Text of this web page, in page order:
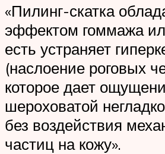
«Пилинг-скатка
эффектом гоммажа
есть устраняет
(наслоение роговых
которое дает
шероховатой
без воздействия
частиц на кожу».